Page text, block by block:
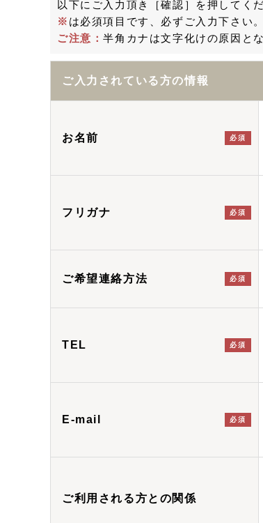
以下にご入力頂き［確認］を押してくだ
※ は必須項目です、必ずご入力下さい。
ご注意：半角カナは文字化けの原因と
ご入力されている方の情報
お名前 必須
フリガナ 必須
ご希望連絡方法 必須
TEL 必須
E-mail 必須
ご利用される方との関係